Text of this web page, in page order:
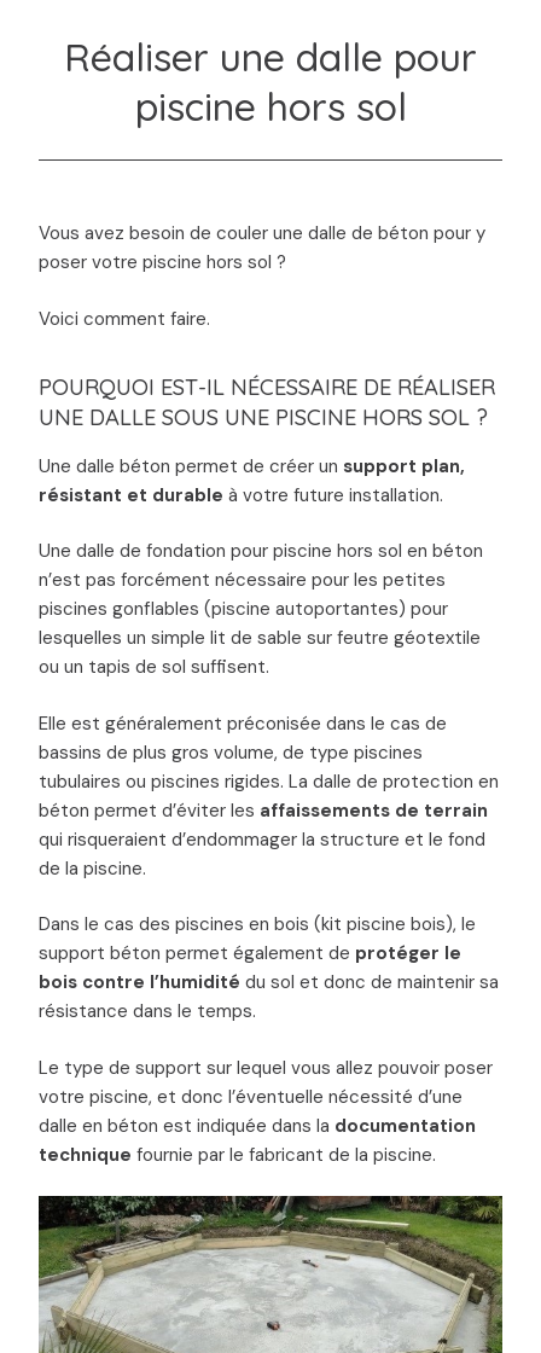
Réaliser une dalle pour
piscine hors sol
Vous avez besoin de couler une dalle de béton pour y
poser votre piscine hors sol ?
Voici comment faire.
POURQUOI EST-IL NÉCESSAIRE DE RÉALISER
UNE DALLE SOUS UNE PISCINE HORS SOL ?
Une dalle béton permet de créer un support plan,
résistant et durable à votre future installation.
Une dalle de fondation pour piscine hors sol en béton
n’est pas forcément nécessaire pour les petites
piscines gonflables (piscine autoportantes) pour
lesquelles un simple lit de sable sur feutre géotextile
ou un tapis de sol suffisent.
Elle est généralement préconisée dans le cas de
bassins de plus gros volume, de type piscines
tubulaires ou piscines rigides. La dalle de protection en
béton permet d’éviter les affaissements de terrain
qui risqueraient d’endommager la structure et le fond
de la piscine.
Dans le cas des piscines en bois (kit piscine bois), le
support béton permet également de protéger le
bois contre l’humidité du sol et donc de maintenir sa
résistance dans le temps.
Le type de support sur lequel vous allez pouvoir poser
votre piscine, et donc l’éventuelle nécessité d’une
dalle en béton est indiquée dans la documentation
technique fournie par le fabricant de la piscine.